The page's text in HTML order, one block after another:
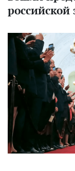
российской